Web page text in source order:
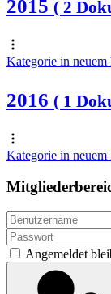
2015 ( 2
Kategorie in neuem
2016 ( 1
Kategorie in neuem
Angemeldet